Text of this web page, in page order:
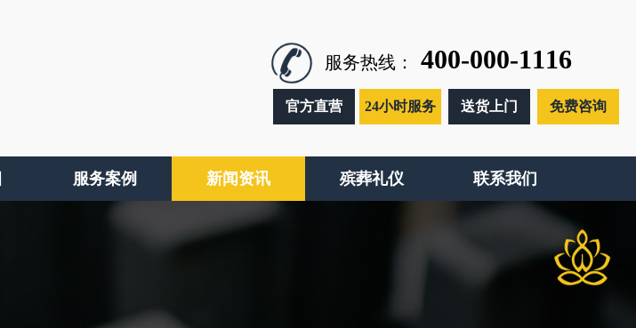
服务热线： 400-000-1116
官方直营 24小时服务 送货上门 免费咨询
服务案例 新闻资讯 殡葬礼仪 联系我们